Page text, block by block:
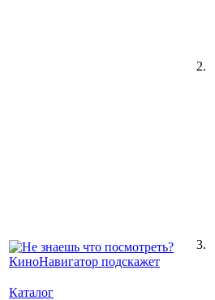
Каталог
2.
3.